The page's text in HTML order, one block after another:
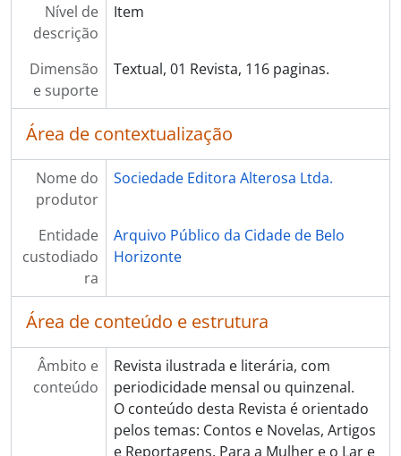
Nível de
descrição
Item
Dimensão
e suporte
Textual, 01 Revista, 116 paginas.
Área de contextualização
Nome do
produtor
Sociedade Editora Alterosa Ltda.
Entidade
custodiado
ra
Arquivo Público da Cidade de Belo
Horizonte
Área de conteúdo e estrutura
Âmbito e
conteúdo
Revista ilustrada e literária, com
periodicidade mensal ou quinzenal.
O conteúdo desta Revista é orientado
pelos temas: Contos e Novelas, Artigos
e Reportagens, Para a Mulher e o Lar e